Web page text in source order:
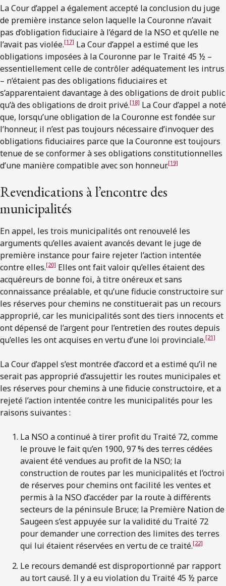
La Cour d’appel a également accepté la conclusion du juge
de première instance selon laquelle la Couronne n’avait
pas d’obligation fiduciaire à l’égard de la NSO et qu’elle ne
l’avait pas violée.[17] La Cour d’appel a estimé que les
obligations imposées à la Couronne par le Traité 45 ½ –
essentiellement celle de contrôler adéquatement les intrus
– n’étaient pas des obligations fiduciaires et
s’apparentaient davantage à des obligations de droit public
qu’à des obligations de droit privé.[18] La Cour d’appel a noté
que, lorsqu’une obligation de la Couronne est fondée sur
l’honneur, il n’est pas toujours nécessaire d’invoquer des
obligations fiduciaires parce que la Couronne est toujours
tenue de se conformer à ses obligations constitutionnelles
d’une manière compatible avec son honneur.[19]
Revendications à l’encontre des
municipalités
En appel, les trois municipalités ont renouvelé les
arguments qu’elles avaient avancés devant le juge de
première instance pour faire rejeter l’action intentée
contre elles.[20] Elles ont fait valoir qu’elles étaient des
acquéreurs de bonne foi, à titre onéreux et sans
connaissance préalable, et qu’une fiducie constructoire sur
les réserves pour chemins ne constituerait pas un recours
approprié, car les municipalités sont des tiers innocents et
ont dépensé de l’argent pour l’entretien des routes depuis
qu’elles les ont acquises en vertu d’une loi provinciale.[21]
La Cour d’appel s’est montrée d’accord et a estimé qu’il ne
serait pas approprié d’assujettir les routes municipales et
les réserves pour chemins à une fiducie constructoire, et a
rejeté l’action intentée contre les municipalités pour les
raisons suivantes :
La NSO a continué à tirer profit du Traité 72, comme
le prouve le fait qu’en 1900, 97 % des terres cédées
avaient été vendues au profit de la NSO; la
construction de routes par les municipalités et l’octroi
de réserves pour chemins ont facilité les ventes et
permis à la NSO d’accéder par la route à différents
secteurs de la péninsule Bruce; la Première Nation de
Saugeen s’est appuyée sur la validité du Traité 72
pour demander une correction des limites des terres
qui lui étaient réservées en vertu de ce traité.[22]
Le recours demandé est disproportionné par rapport
au tort causé. Il y a eu violation du Traité 45 ½ parce